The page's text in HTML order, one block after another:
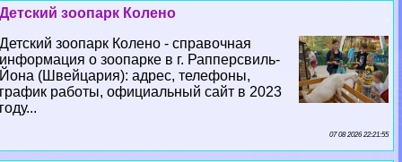
Детский зоопарк Колено
Детский зоопарк Колено - справочная
информация о зоопарке в г. Рапперсвиль-
Йона (Швейцария): адрес, телефоны,
график работы, официальный сайт в 2023
году...
07 08 2026 22:21:55